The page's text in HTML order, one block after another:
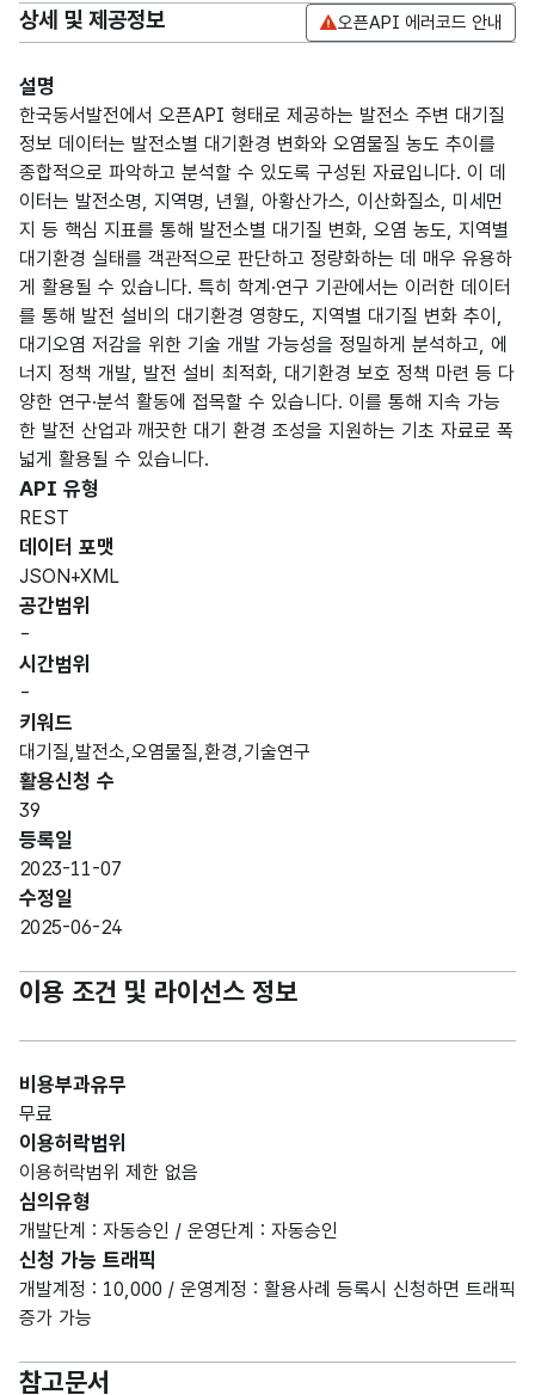
상세 및 제공정보 오픈API 에러코드 안내
설명
한국동서발전에서 오픈API 형태로 제공하는 발전소 주변 대기질
정보 데이터는 발전소별 대기환경 변화와 오염물질 농도 추이를
종합적으로 파악하고 분석할 수 있도록 구성된 자료입니다. 이 데
이터는 발전소명, 지역명, 년월, 아황산가스, 이산화질소, 미세먼
지 등 핵심 지표를 통해 발전소별 대기질 변화, 오염 농도, 지역별
대기환경 실태를 객관적으로 판단하고 정량화하는 데 매우 유용하
게 활용될 수 있습니다. 특히 학계·연구 기관에서는 이러한 데이터
를 통해 발전 설비의 대기환경 영향도, 지역별 대기질 변화 추이,
대기오염 저감을 위한 기술 개발 가능성을 정밀하게 분석하고, 에
너지 정책 개발, 발전 설비 최적화, 대기환경 보호 정책 마련 등 다
양한 연구·분석 활동에 접목할 수 있습니다. 이를 통해 지속 가능
한 발전 산업과 깨끗한 대기 환경 조성을 지원하는 기초 자료로 폭
넓게 활용될 수 있습니다.
API 유형
REST
데이터 포맷
JSON+XML
공간범위
-
시간범위
-
키워드
대기질,발전소,오염물질,환경,기술연구
활용신청 수
39
등록일
2023-11-07
수정일
2025-06-24
이용 조건 및 라이선스 정보
비용부과유무
무료
이용허락범위
이용허락범위 제한 없음
심의유형
개발단계 : 자동승인 / 운영단계 : 자동승인
신청 가능 트래픽
개발계정 : 10,000 / 운영계정 : 활용사례 등록시 신청하면 트래픽
증가 가능
참고문서